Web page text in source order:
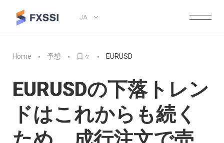
JA
Home 予想 日々 EURUSD
EURUSDの下落トレン
ドはこれからも続く